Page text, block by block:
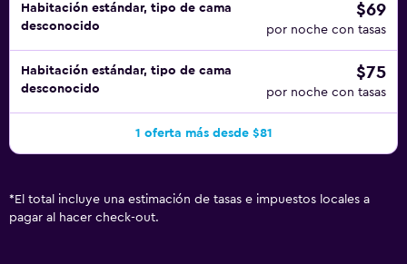
Habitación estándar, tipo de cama
desconocido
$69
por noche con tasas
Habitación estándar, tipo de cama
desconocido
$75
por noche con tasas
1 oferta más desde $81
* El total incluye una estimación de tasas e impuestos locales a
pagar al hacer check-out.